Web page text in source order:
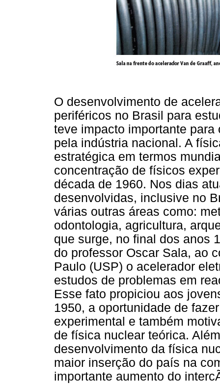
O desenvolvimento de
periféricos no Brasil para
teve impacto importante
pela indústria nacional. A
estratégica em termos
concentração de físicos
década de 1960. Nos dias
desenvolvidas, inclusive no
várias outras áreas como:
odontologia, agricultura,
que surge, no final dos anos
do professor Oscar Sala, ao
Paulo (USP) o acelerador
estudos de problemas em
Esse fato propiciou aos
1950, a oportunidade de
experimental e também
de física nuclear teórica.
desenvolvimento da física
maior inserção do país na
importante aumento do